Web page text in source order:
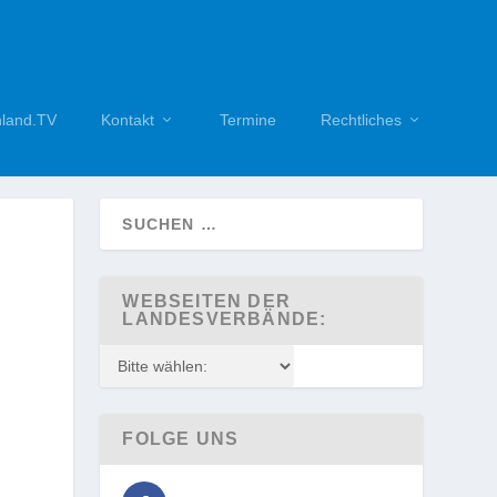
Kontakt Termine Rechtliches
WEBSEITEN DER
LANDESVERBÄNDE:
FOLGE UNS